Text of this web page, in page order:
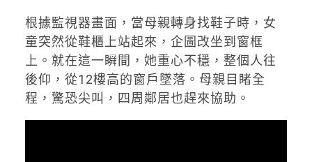
根據監視器畫面，當母親轉身找鞋子時，女
童突然從鞋櫃上站起來，企圖改坐到窗框
上。就在這一瞬間，她重心不穩，整個人往
後仰，從12樓高的窗戶墜落。母親目睹全
程，驚恐尖叫，四周鄰居也趕來協助。